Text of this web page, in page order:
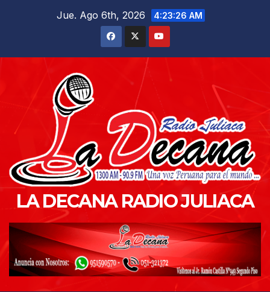
Jue. Ago 6th, 2026 4:23:28 AM
LA DECANA RADIO JULIACA